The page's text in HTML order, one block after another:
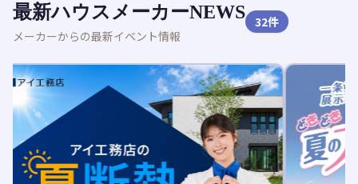
最新ハウスメーカーNEWS
メーカーからの最新イベント情報
32件